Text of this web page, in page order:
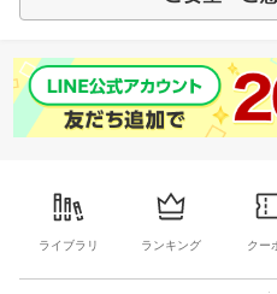
ライブラリ ランキング クー